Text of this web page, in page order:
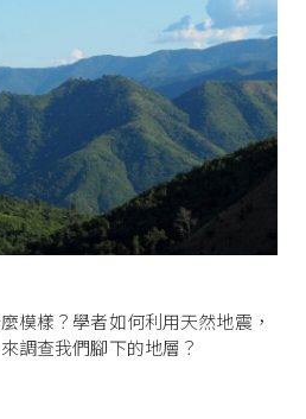
模樣？學者如何利用天然地震，
調查我們腳下的地層？